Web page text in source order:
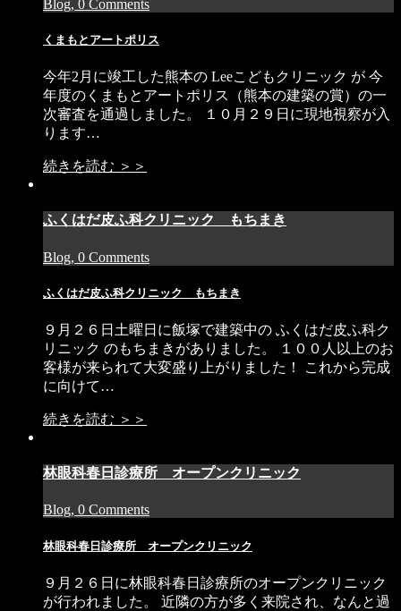
Blog, 0 Comments
くまもとアートポリス
今年2月に竣工した熊本の Leeこどもクリニック が 今
年度のくまもとアートポリス（熊本の建築の賞）の一
次審査を通過しました。 １０月２９日に現地視察が入
ります…
続きを読む ＞＞
ふくはだ皮ふ科クリニック もちまき
Blog, 0 Comments
ふくはだ皮ふ科クリニック もちまき
９月２６日土曜日に飯塚で建築中の ふくはだ皮ふ科ク
リニック のもちまきがありました。 １００人以上のお
客様が来られて大変盛り上がりました！ これから完成
に向けて…
続きを読む ＞＞
林眼科春日診療所 オープンクリニック
Blog, 0 Comments
林眼科春日診療所 オープンクリニック
９月２６日に林眼科春日診療所のオープンクリニック
が行われました。 近隣の方が多く来院され、なんと過